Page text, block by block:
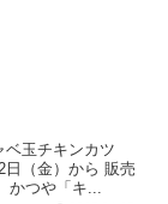
日（金）から 販売
開始すると予告されていましたが、、、 【参照】 かつや「キ...